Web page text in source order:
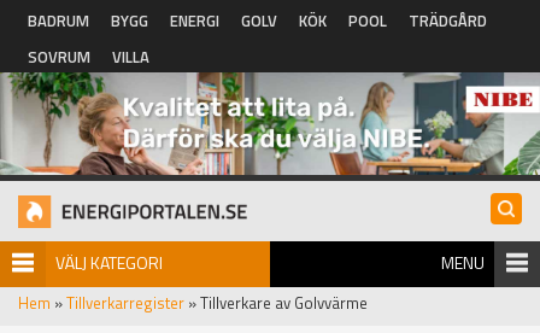
Hoppa till huvudinnehåll
BADRUM BYGG ENERGI GOLV KÖK POOL
TRÄDGÅRD
SOVRUM
VILLA
VÄLJ KATEGORI MENU
Hem »Tillverkarregister » Tillverkare av Golvvärme